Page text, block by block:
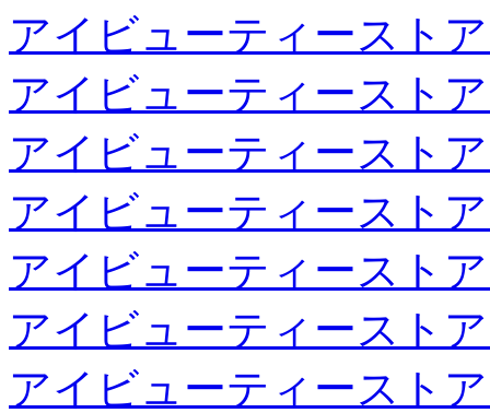
アイビューティースト
アイビューティースト
アイビューティースト
アイビューティースト
アイビューティースト
アイビューティースト
アイビューティースト